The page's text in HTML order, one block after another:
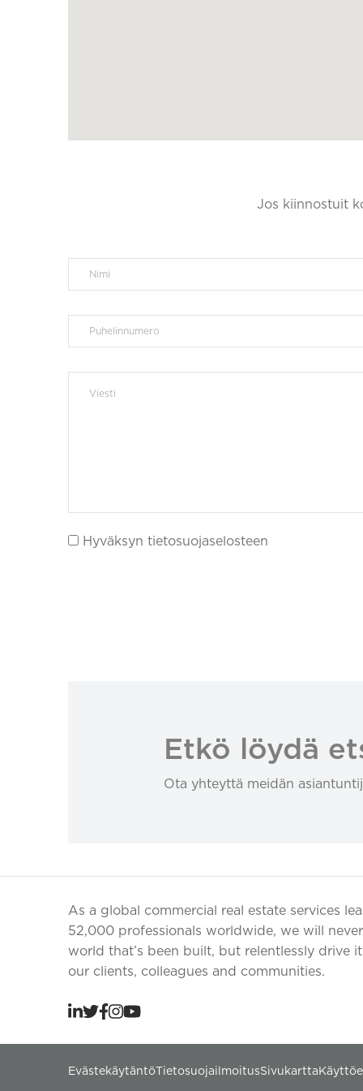
Jos kiinnostuit
Hyväksyn tietosuojaselosteen
Etkö löydä
Ota yhteyttä meidän
As a global commercial real estate services
52,000 professionals worldwide, we will
world that’s been built, but relentlessly drive
our clients, colleagues and communities.
Evästekäytäntö TietosuojailmoitusSivukartta